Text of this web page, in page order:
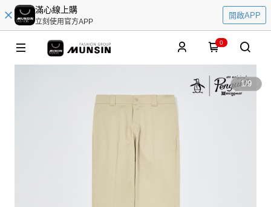
滿心線上購
立刻使用官方APP
開啟APP
0
1/9